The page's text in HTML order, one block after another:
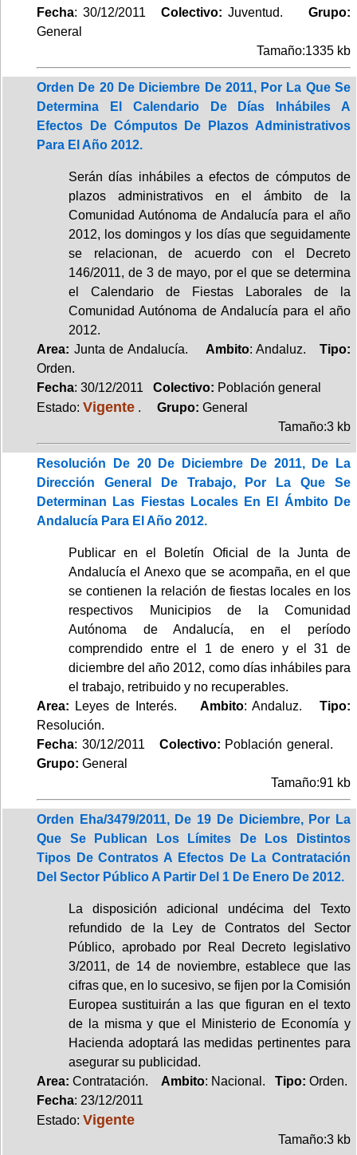
Fecha: 30/12/2011 Colectivo: Juventud.
Grupo:
General
Tamaño:1335 kb
Orden De 20 De Diciembre De 2011, Por La Que Se
Determina El Calendario De Días Inhábiles A
Efectos De Cómputos De Plazos Administrativos
Para El Año 2012.
Serán días inhábiles a efectos de cómputos de
plazos administrativos en el ámbito de la
Comunidad Autónoma de Andalucía para el año
2012, los domingos y los días que seguidamente
se relacionan, de acuerdo con el Decreto
146/2011, de 3 de mayo, por el que se determina
el Calendario de Fiestas Laborales de la
Comunidad Autónoma de Andalucía para el año
2012.
Area: Junta de Andalucía. Ambito: Andaluz.Tipo:
Orden.
Fecha: 30/12/2011 Colectivo: Población general
Estado: Vigente . Grupo: General
Tamaño:3 kb
Resolución De 20 De Diciembre De 2011, De La
Dirección General De Trabajo, Por La Que Se
Determinan Las Fiestas Locales En El Ámbito De
Andalucía Para El Año 2012.
Publicar en el Boletín Oficial de la Junta de
Andalucía el Anexo que se acompaña, en el que
se contienen la relación de fiestas locales en los
respectivos Municipios de la Comunidad
Autónoma de Andalucía, en el período
comprendido entre el 1 de enero y el 31 de
diciembre del año 2012, como días inhábiles para
el trabajo, retribuido y no recuperables.
Area: Leyes de Interés. Ambito: Andaluz.Tipo:
Resolución.
Fecha: 30/12/2011 Colectivo: Población general.
Grupo: General
Tamaño:91 kb
Orden Eha/3479/2011, De 19 De Diciembre, Por La
Que Se Publican Los Límites De Los Distintos
Tipos De Contratos A Efectos De La Contratación
Del Sector Público A Partir Del 1 De Enero De 2012.
La disposición adicional undécima del Texto
refundido de la Ley de Contratos del Sector
Público, aprobado por Real Decreto legislativo
3/2011, de 14 de noviembre, establece que las
cifras que, en lo sucesivo, se fijen por la Comisión
Europea sustituirán a las que figuran en el texto
de la misma y que el Ministerio de Economía y
Hacienda adoptará las medidas pertinentes para
asegurar su publicidad.
Area: Contratación. Ambito: Nacional. Tipo: Orden.
Fecha: 23/12/2011
Estado: Vigente
Tamaño:3 kb